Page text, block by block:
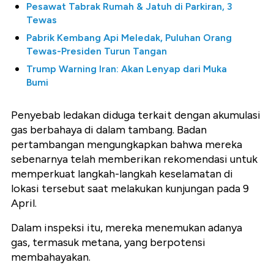
Pesawat Tabrak Rumah & Jatuh di Parkiran, 3
Tewas
Pabrik Kembang Api Meledak, Puluhan Orang
Tewas-Presiden Turun Tangan
Trump Warning Iran: Akan Lenyap dari Muka
Bumi
Penyebab ledakan diduga terkait dengan akumulasi
gas berbahaya di dalam tambang. Badan
pertambangan mengungkapkan bahwa mereka
sebenarnya telah memberikan rekomendasi untuk
memperkuat langkah-langkah keselamatan di
lokasi tersebut saat melakukan kunjungan pada 9
April.
Dalam inspeksi itu, mereka menemukan adanya
gas, termasuk metana, yang berpotensi
membahayakan.